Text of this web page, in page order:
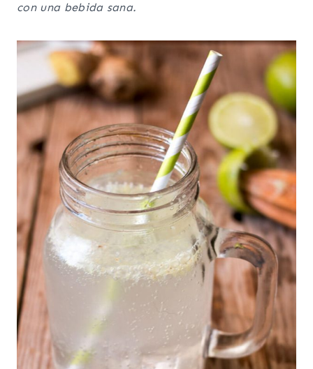
con una bebida sana.